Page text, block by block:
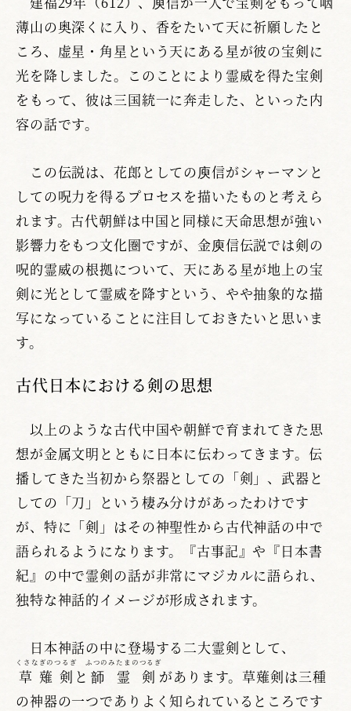
薄山の奥深くに入り、香をたいて天に祈願したと
ころ、虚星・角星という天にある星が彼の宝剣に
光を降しました。このことにより霊威を得た宝剣
をもって、彼は三国統一に奔走した、といった内
容の話です。
この伝説は、花郎としての庾信がシャーマンと
しての呪力を得るプロセスを描いたものと考えら
れます。古代朝鮮は中国と同様に天命思想が強い
影響力をもつ文化圏ですが、金庾信伝説では剣の
呪的霊威の根拠について、天にある星が地上の宝
剣に光として霊威を降すという、やや抽象的な描
写になっていることに注目しておきたいと思いま
す。
古代日本における剣の思想
以上のような古代中国や朝鮮で育まれてきた思
想が金属文明とともに日本に伝わってきます。伝
播してきた当初から祭器としての「剣」、武器と
しての「刀」という棲み分けがあったわけです
が、特に「剣」はその神聖性から古代神話の中で
語られるようになります。『古事記』や『日本書
紀』の中で霊剣の話が非常にマジカルに語られ、
独特な神話的イメージが形成されます。
日本神話の中に登場する二大霊剣として、
草薙剣
くさなぎのつるぎ
と 韴霊剣
ふつのみたまのつるぎ
があります。草薙剣は三種
の神器の一つでありよく知られているところです